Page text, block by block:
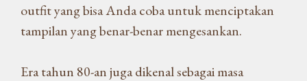
outfit yang bisa Anda coba untuk menciptakan
tampilan yang benar-benar mengesankan.
Era tahun 80-an juga dikenal sebagai masa